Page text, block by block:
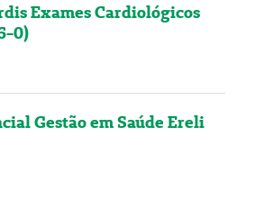
Exames Cardiológicos
0)
Gestão em Saúde Ereli